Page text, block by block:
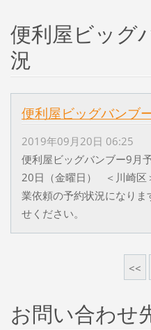
便利屋ビッグ
況
便利屋ビッグバンブ
2019年09月20日 06:25
便利屋ビッグバンブー9月
20日（金曜日） ＜川崎区
業依頼の予約状況になり
せください。
<<
お問い合わせ